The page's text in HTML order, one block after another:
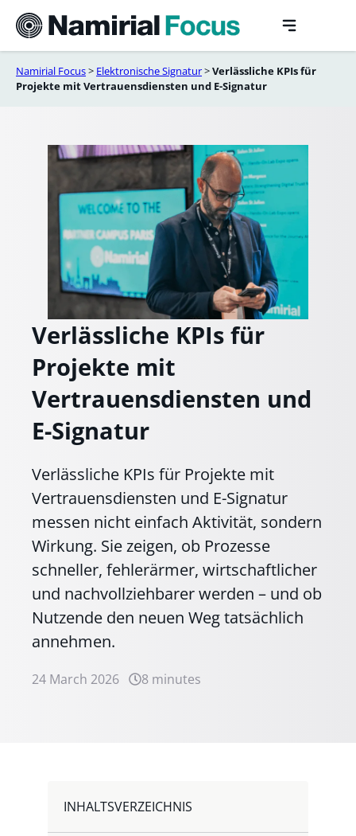
content
Namirial Focus> Elektronische Signatur>Verlässliche KPIs für
Projekte mit Vertrauensdiensten und E-Signatur
Verlässliche KPIs für
Projekte mit
Vertrauensdiensten und
E-Signatur
Verlässliche KPIs für Projekte mit
Vertrauensdiensten und E-Signatur
messen nicht einfach Aktivität, sondern
Wirkung. Sie zeigen, ob Prozesse
schneller, fehlerärmer, wirtschaftlicher
und nachvollziehbarer werden – und ob
Nutzende den neuen Weg tatsächlich
annehmen.
24 March 2026 8 minutes
INHALTSVERZEICHNIS